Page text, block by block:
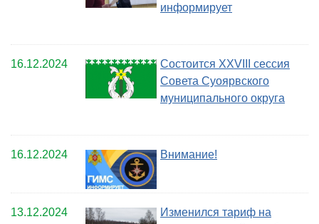
информирует
16.12.2024
Состоится ХХVIII сессия
Совета Суоярвского
муниципального округа
16.12.2024 Внимание!
13.12.2024
Изменился тариф на